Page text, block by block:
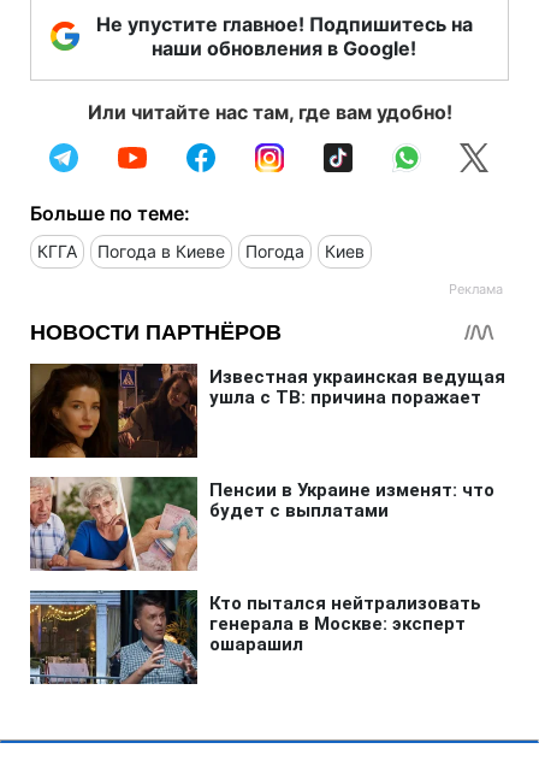
Не упустите главное! Подпишитесь на
наши обновления в Google!
Или читайте нас там, где вам удобно!
Больше по теме:
КГГА Погода в Киеве Погода Киев